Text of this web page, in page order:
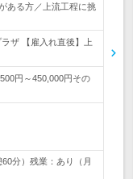
ある方／上流工程に挑
ザ 【雇入れ直後】上
円～450,000円その
分）残業：あり（月